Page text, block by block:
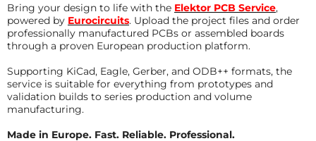
Bring your design to life with the Elektor PCB Service,
powered by Eurocircuits. Upload the project files and order
professionally manufactured PCBs or assembled boards
through a proven European production platform.
Supporting KiCad, Eagle, Gerber, and ODB++ formats, the
service is suitable for everything from prototypes and
validation builds to series production and volume
manufacturing.
Made in Europe. Fast. Reliable. Professional.